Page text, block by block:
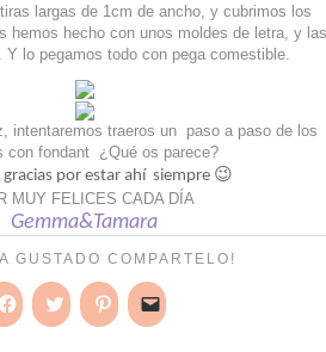
largas de 1cm de ancho, y cubrimos los
hemos hecho con unos moldes de letra, y
Y lo pegamos todo con pega comestible.
intentaremos traeros un paso a paso de los
con fondant ¿Qué os parece?
gracias por estar ahí siempre 😉
MUY FELICES CADA DÍA
Gemma&Tamara
GUSTADO COMPARTELO!
Haz Haz Haz Haz